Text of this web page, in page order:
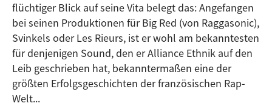
flüchtiger Blick auf seine Vita belegt das: Angefangen
bei seinen Produktionen für Big Red (von Raggasonic),
Svinkels oder Les Rieurs, ist er wohl am bekanntesten
für denjenigen Sound, den er Alliance Ethnik auf den
Leib geschrieben hat, bekanntermaßen eine der
größten Erfolgsgeschichten der französischen Rap-
Welt...